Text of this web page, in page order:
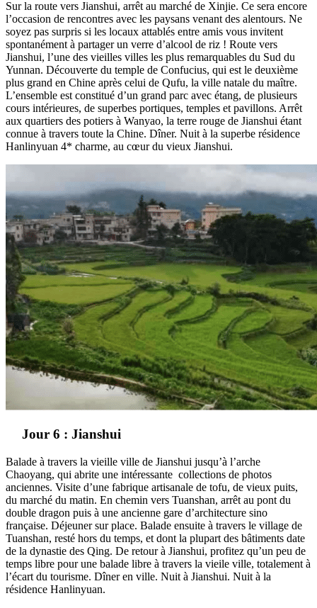
Sur la route vers Jianshui, arrêt au marché de Xinjie. Ce sera encore
l’occasion de rencontres avec les paysans venant des alentours. Ne
soyez pas surpris si les locaux attablés entre amis vous invitent
spontanément à partager un verre d’alcool de riz ! Route vers
Jianshui, l’une des vieilles villes les plus remarquables du Sud du
Yunnan. Découverte du temple de Confucius, qui est le deuxième
plus grand en Chine après celui de Qufu, la ville natale du maître.
L’ensemble est constitué d’un grand parc avec étang, de plusieurs
cours intérieures, de superbes portiques, temples et pavillons. Arrêt
aux quartiers des potiers à Wanyao, la terre rouge de Jianshui étant
connue à travers toute la Chine. Dîner. Nuit à la superbe résidence
Hanlinyuan 4* charme, au cœur du vieux Jianshui.
Jour 6 : Jianshui
Balade à travers la vieille ville de Jianshui jusqu’à l’arche
Chaoyang, qui abrite une intéressante collections de photos
anciennes. Visite d’une fabrique artisanale de tofu, de vieux puits,
du marché du matin. En chemin vers Tuanshan, arrêt au pont du
double dragon puis à une ancienne gare d’architecture sino
française. Déjeuner sur place. Balade ensuite à travers le village de
Tuanshan, resté hors du temps, et dont la plupart des bâtiments date
de la dynastie des Qing. De retour à Jianshui, profitez qu’un peu de
temps libre pour une balade libre à travers la vieile ville, totalement à
l’écart du tourisme. Dîner en ville. Nuit à Jianshui. Nuit à la
résidence Hanlinyuan.